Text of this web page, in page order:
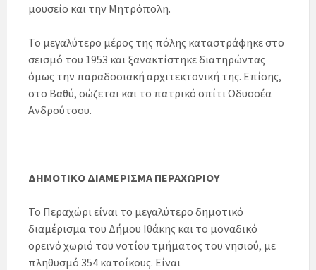
μουσείο και την Μητρόπολη.
Το μεγαλύτερο μέρος της πόλης καταστράφηκε στο
σεισμό του 1953 και ξανακτίστηκε διατηρώντας
όμως την παραδοσιακή αρχιτεκτονική της. Επίσης,
στο Βαθύ, σώζεται και το πατρικό σπίτι Οδυσσέα
Ανδρούτσου.
ΔΗΜΟΤΙΚΟ ΔΙΑΜΕΡΙΣΜΑ ΠΕΡΑΧΩΡΙΟΥ
Το Περαχώρι είναι το μεγαλύτερο δημοτικό
διαμέρισμα του Δήμου Ιθάκης και το μοναδικό
ορεινό χωριό του νοτίου τμήματος του νησιού, με
πληθυσμό 354 κατοίκους. Είναι